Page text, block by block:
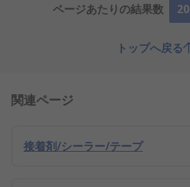
ページあたりの結果数
20
トップへ戻る
関連ページ
接着剤/シーラー/テープ